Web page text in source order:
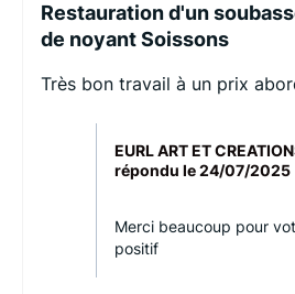
Restauration d'un
de noyant Soissons
Très bon travail à un prix
EURL ART ET
répondu le24/07/2025
Merci beaucoup pour
positif